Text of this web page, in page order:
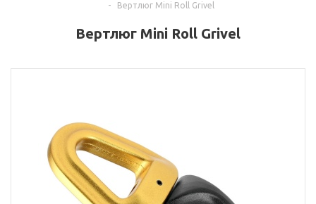
-
Вертлюг Mini Roll Grivel
Вертлюг Mini Roll Grivel